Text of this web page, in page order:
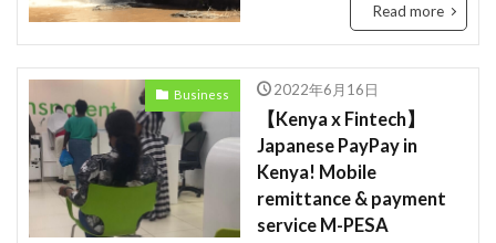
Read more
Business 2022年6月16日
【Kenya x Fintech】
Japanese PayPay in
Kenya! Mobile
remittance & payment
service M-PESA
Kenyan mobile money M-PESA
MTN
killed lagos M-Pesa
medical
meditech
Mining Mobile
Mobility
電力
検索